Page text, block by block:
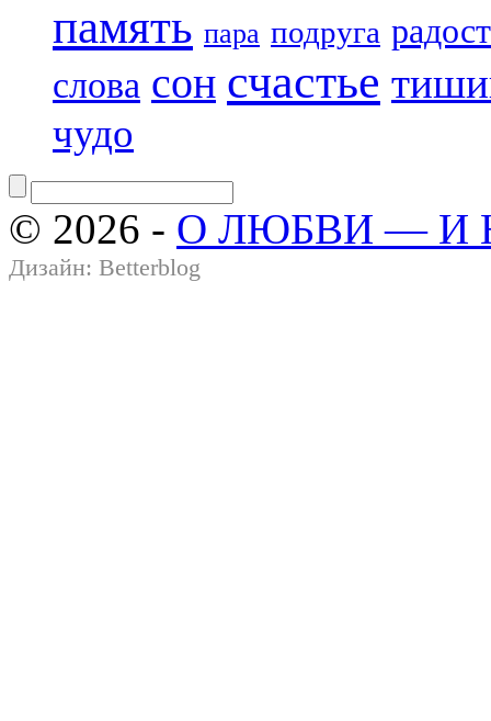
память пара подруга
слова сон счастье
чудо
© 2026 - О ЛЮБВИ — И
Дизайн: Betterblog